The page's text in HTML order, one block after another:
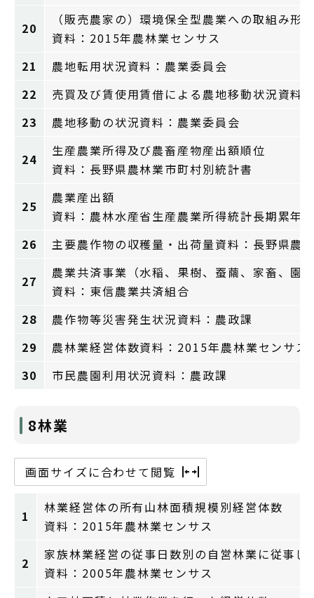
20
（販売農家の）環境保全型農業への取組み形
資料：2015年農林業センサス
21
農地転用状況資料：農業委員会
22
売買及び賃使用賃借による農地移動状況資料
23
農地移動の状況資料：農業委員会
24
生産農業所得及び農畜産物産出額順位
資料：長野県農林業市町村別統計書
25
農業産出額
資料：農林水産省生産農業所得統計長期累年
26
主要農作物の収穫量・出荷量資料：長野県農
27
農業共済事業（水稲、果樹、蚕繭、家畜、園
資料：東信農業共済組合
28
農作物等災害発生状況資料：農政課
29
農林業経営体数資料：2015年農林業センサス
30
市民農園利用状況資料：農政課
8林業
画面サイズに合わせて閲覧
1
林業経営体の所有山林面積規模別経営体数
資料：2015年農林業センサス
2
家族林業経営の従事日数別の自営林業に従事し
資料：2005年農林業センサス